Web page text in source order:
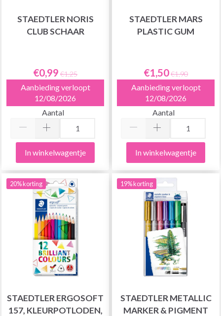
STAEDTLER NORIS
CLUB SCHAAR
€0,99 €1,25
Aanbieding verloopt
12/08/2026
Aantal
In winkelwagentje
STAEDTLER MARS
PLASTIC GUM
€1,50€1,90
Aanbieding verloopt
12/08/2026
Aantal
In winkelwagentje
20% korting
STAEDTLER ERGOSOFT
157, KLEURPOTLODEN,
19% korting
STAEDTLER METALLIC
MARKER & PIGMENT